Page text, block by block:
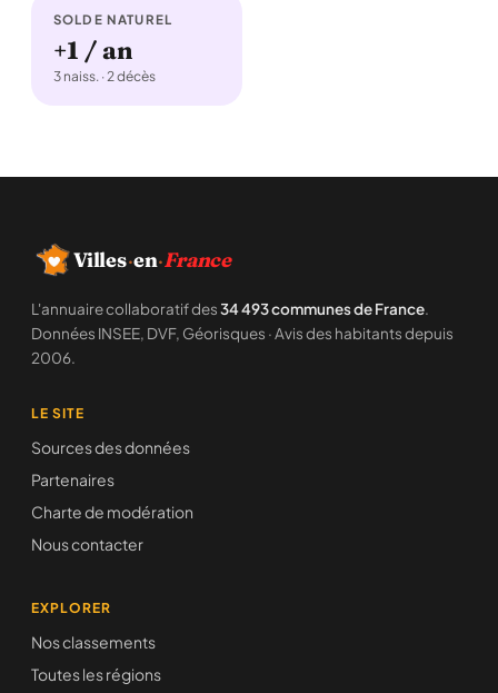
SOLDE NATUREL
+1 / an
3 naiss. · 2 décès
Villes·en·France
L'annuaire collaboratif des34 493 communes de France.
Données INSEE, DVF, Géorisques · Avis des habitants depuis
2006.
LE SITE
Sources des données
Partenaires
Charte de modération
Nous contacter
EXPLORER
Nos classements
Toutes les régions